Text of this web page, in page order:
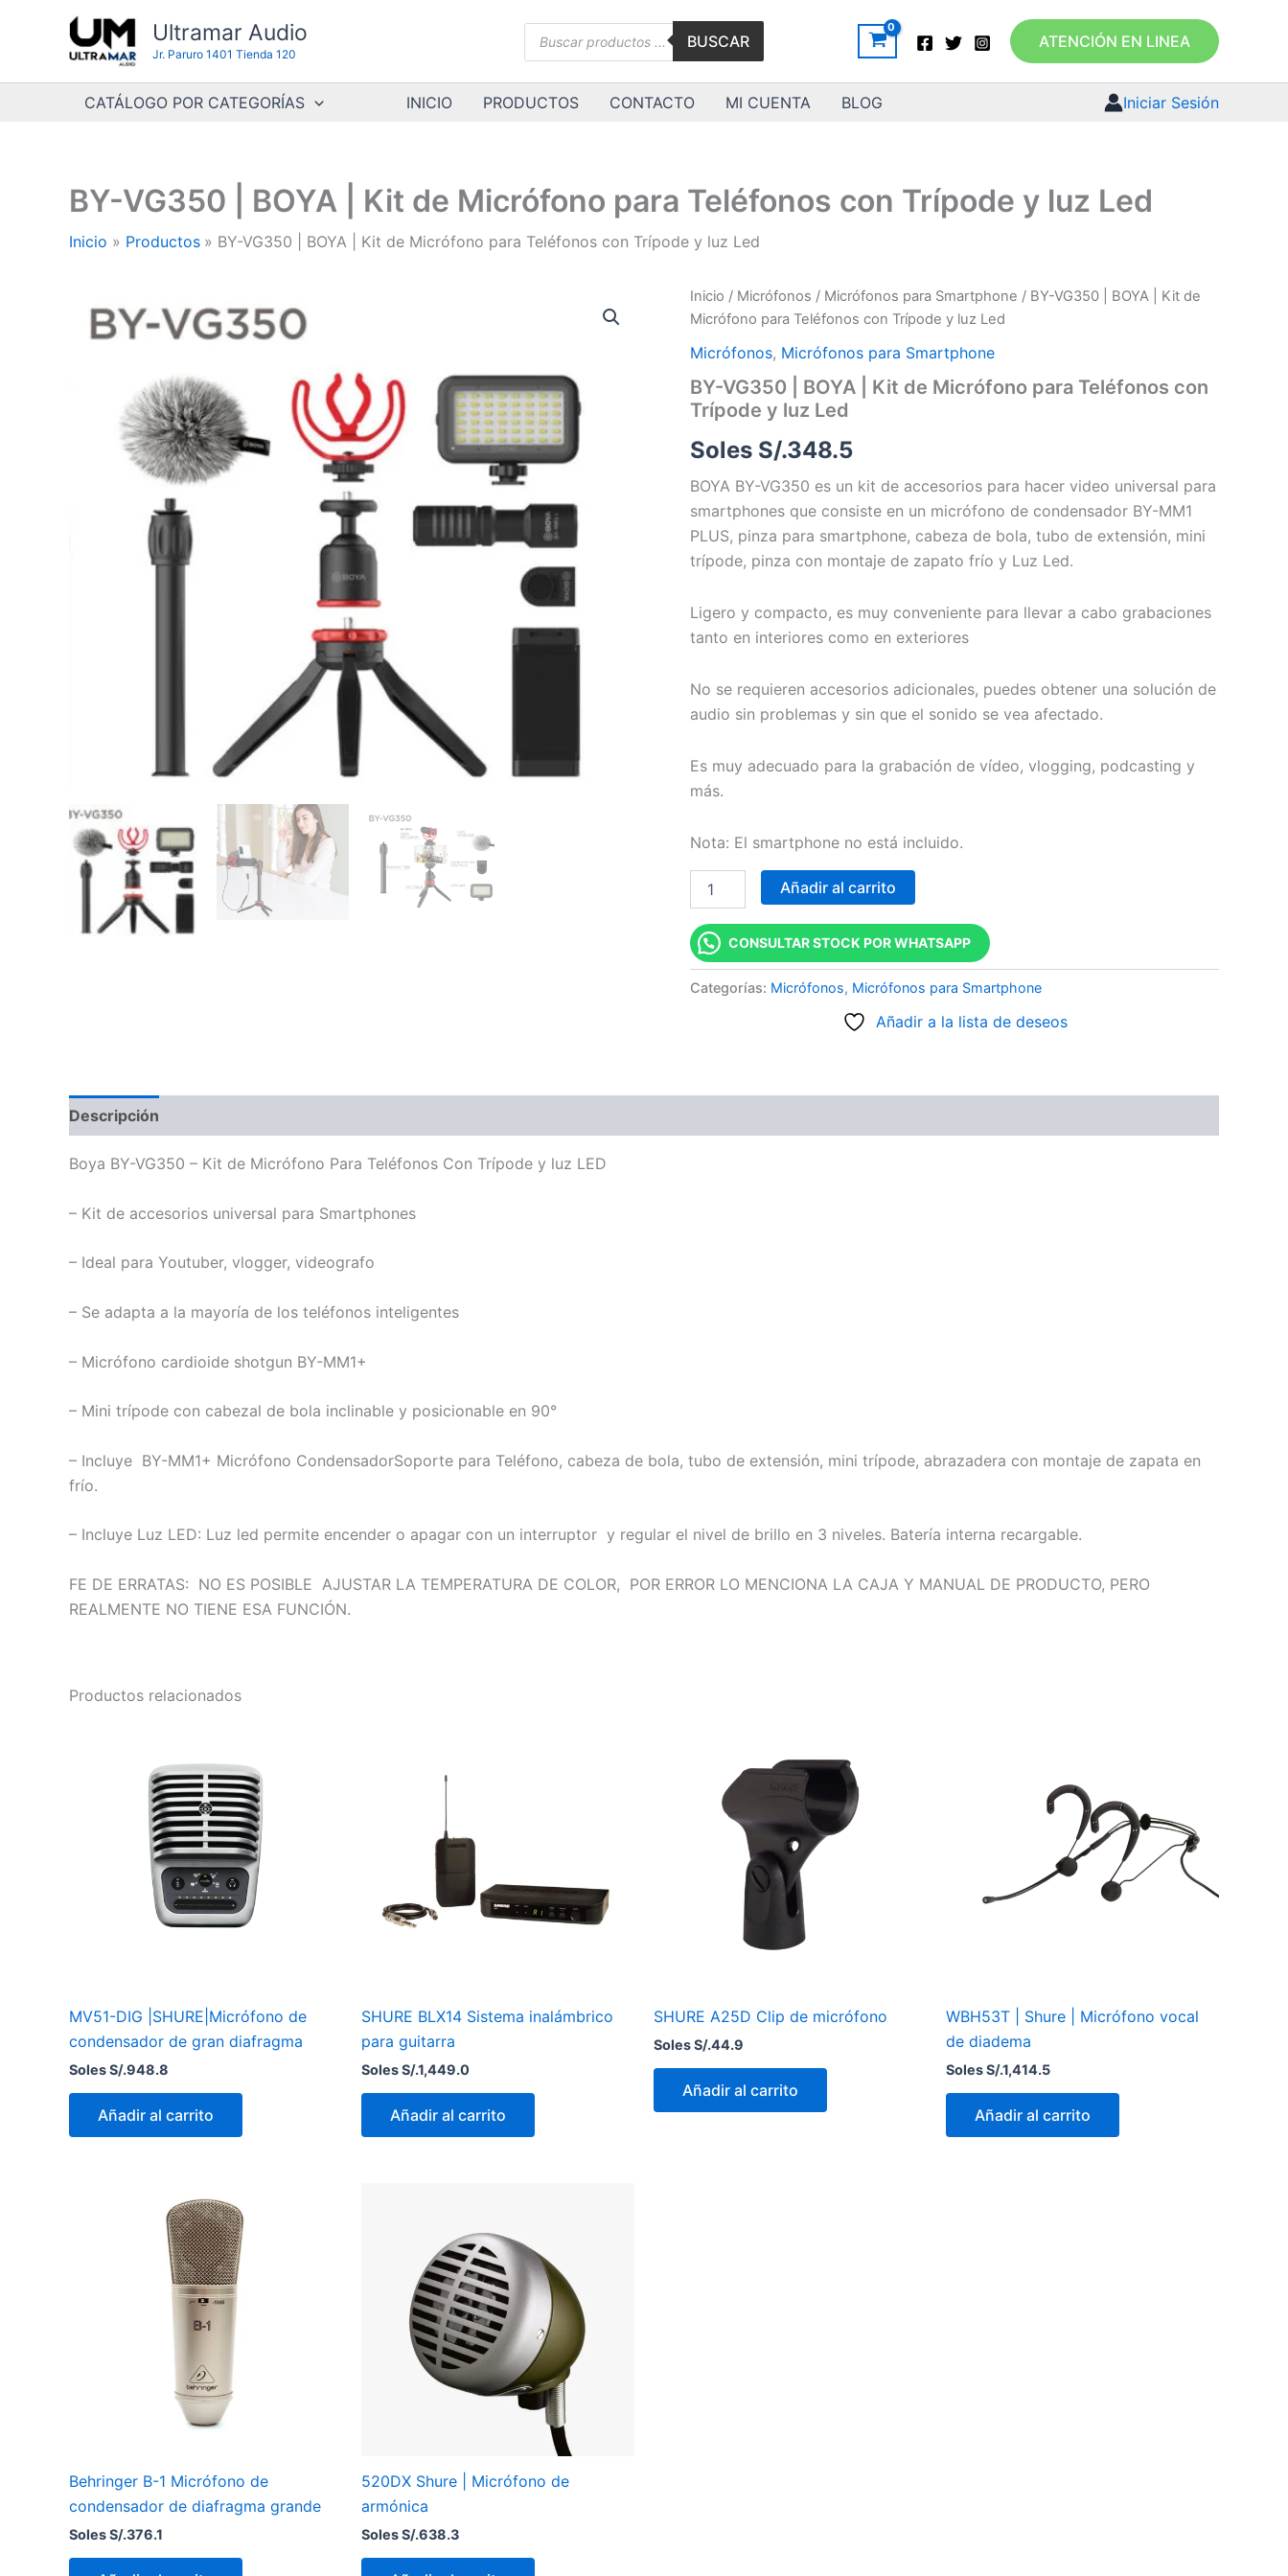
contenido
Ultramar Audio
Jr. Paruro 1401 Tienda 120
Búsqueda
BUSCAR ATENCIÓN EN LINEA
CATÁLOGO POR CATEGORÍAS INICIO PRODUCTOS CONTACTO MI CUENTA BLOG Iniciar Sesión
BY-VG350 | BOYA | Kit de Micrófono para Teléfonos con Trípode y luz Led
Inicio Productos BY-VG350 | BOYA | Kit de Micrófono para Teléfonos con Trípode y luz Led
Inicio / Micrófonos / Micrófonos para Smartphone / BY-VG350 | BOYA | Kit de
Micrófono para Teléfonos con Trípode y luz Led
Micrófonos, Micrófonos para Smartphone
BY-VG350 | BOYA | Kit de Micrófono para Teléfonos con
Trípode y luz Led
Soles S/.348.5
BOYA BY-VG350 es un kit de accesorios para hacer video universal para
smartphones que consiste en un micrófono de condensador BY-MM1
PLUS, pinza para smartphone, cabeza de bola, tubo de extensión, mini
trípode, pinza con montaje de zapato frío y Luz Led.
Ligero y compacto, es muy conveniente para llevar a cabo grabaciones
tanto en interiores como en exteriores
No se requieren accesorios adicionales, puedes obtener una solución de
audio sin problemas y sin que el sonido se vea afectado.
Es muy adecuado para la grabación de vídeo, vlogging, podcasting y
más.
Nota: El smartphone no está incluido.
BY-
VG350
BOYA
Kit
de
para
con
Trípode
luz
Led
Añadir al carrito
CONSULTAR STOCK POR WHATSAPP
Categorías: Micrófonos, Micrófonos para Smartphone
Añadir a la lista de deseos
Descripción
Boya BY-VG350 – Kit de Micrófono Para Teléfonos Con Trípode y luz LED
– Kit de accesorios universal para Smartphones
– Ideal para Youtuber, vlogger, videografo
– Se adapta a la mayoría de los teléfonos inteligentes
– Micrófono cardioide shotgun BY-MM1+
– Mini trípode con cabezal de bola inclinable y posicionable en 90°
– Incluye BY-MM1+ Micrófono CondensadorSoporte para Teléfono, cabeza de bola, tubo de extensión, mini trípode, abrazadera con montaje de zapata en
frío.
– Incluye Luz LED: Luz led permite encender o apagar con un interruptor y regular el nivel de brillo en 3 niveles. Batería interna recargable.
FE DE ERRATAS: NO ES POSIBLE AJUSTAR LA TEMPERATURA DE COLOR, POR ERROR LO MENCIONA LA CAJA Y MANUAL DE PRODUCTO, PERO
REALMENTE NO TIENE ESA FUNCIÓN.
Productos relacionados
MV51-DIG |SHURE|Micrófono de
condensador de gran diafragma
Soles S/.948.8
Añadir al carrito
SHURE BLX14 Sistema inalámbrico
para guitarra
Soles S/.1,449.0
Añadir al carrito
SHURE A25D Clip de micrófono
Soles S/.44.9
Añadir al carrito
WBH53T | Shure | Micrófono vocal
de diadema
Soles S/.1,414.5
Añadir al carrito
Behringer B-1 Micrófono de
condensador de diafragma grande
Soles S/.376.1
520DX Shure | Micrófono de
armónica
Soles S/.638.3